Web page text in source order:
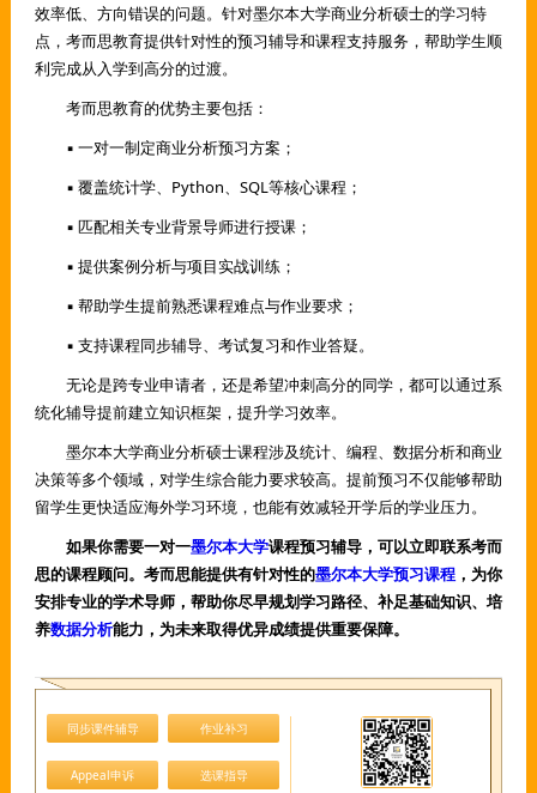
效率低、方向错误的问题。针对墨尔本大学商业分析硕士的学习特
点，考而思教育提供针对性的预习辅导和课程支持服务，帮助学生顺
利完成从入学到高分的过渡。
考而思教育的优势主要包括：
▪ 一对一制定商业分析预习方案；
▪ 覆盖统计学、Python、SQL等核心课程；
▪ 匹配相关专业背景导师进行授课；
▪ 提供案例分析与项目实战训练；
▪ 帮助学生提前熟悉课程难点与作业要求；
▪ 支持课程同步辅导、考试复习和作业答疑。
无论是跨专业申请者，还是希望冲刺高分的同学，都可以通过系
统化辅导提前建立知识框架，提升学习效率。
墨尔本大学商业分析硕士课程涉及统计、编程、数据分析和商业
决策等多个领域，对学生综合能力要求较高。提前预习不仅能够帮助
留学生更快适应海外学习环境，也能有效减轻开学后的学业压力。
如果你需要一对一墨尔本大学课程预习辅导，可以立即联系考而
思的课程顾问。考而思能提供有针对性的墨尔本大学预习课程，为你
安排专业的学术导师，帮助你尽早规划学习路径、补足基础知识、培
养数据分析能力，为未来取得优异成绩提供重要保障。
同步课件辅导 作业补习
Appeal申诉 选课指导